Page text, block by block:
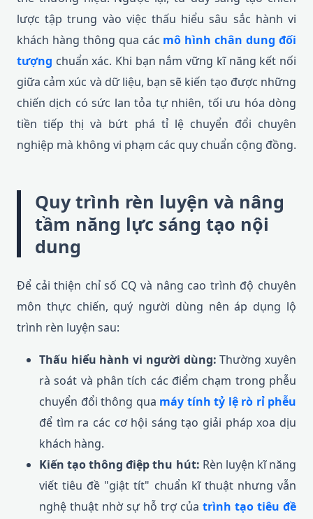
lược tập trung vào việc thấu hiểu sâu sắc hành vi
khách hàng thông qua các mô hình chân dung đối
tượng chuẩn xác. Khi bạn nắm vững kĩ năng kết nối
giữa cảm xúc và dữ liệu, bạn sẽ kiến tạo được những
chiến dịch có sức lan tỏa tự nhiên, tối ưu hóa dòng
tiền tiếp thị và bứt phá tỉ lệ chuyển đổi chuyên
nghiệp mà không vi phạm các quy chuẩn cộng đồng.
Quy trình rèn luyện và nâng
tầm năng lực sáng tạo nội
dung
Để cải thiện chỉ số CQ và nâng cao trình độ chuyên
môn thực chiến, quý người dùng nên áp dụng lộ
trình rèn luyện sau:
Thấu hiểu hành vi người dùng: Thường xuyên
rà soát và phân tích các điểm chạm trong phễu
chuyển đổi thông qua máy tính tỷ lệ rò rỉ phễu
để tìm ra các cơ hội sáng tạo giải pháp xoa dịu
khách hàng.
Kiến tạo thông điệp thu hút: Rèn luyện kĩ năng
viết tiêu đề "giật tít" chuẩn kĩ thuật nhưng vẫn
nghệ thuật nhờ sự hỗ trợ của trình tạo tiêu đề